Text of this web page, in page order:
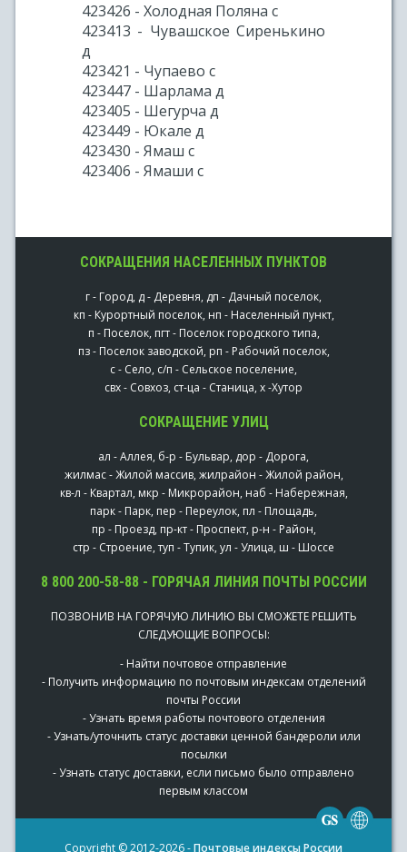
423426 - Холодная Поляна с
423413 - Чувашское Сиренькино
д
423421 - Чупаево с
423447 - Шарлама д
423405 - Шегурча д
423449 - Юкале д
423430 - Ямаш с
423406 - Ямаши с
СОКРАЩЕНИЯ НАСЕЛЕННЫХ ПУНКТОВ
г - Город, д - Деревня, дп - Дачный поселок,
кп - Курортный поселок, нп - Населенный пункт,
п - Поселок, пгт - Поселок городского типа,
пз - Поселок заводской, рп - Рабочий поселок,
с - Село, с/п - Сельское поселение,
свх - Совхоз, ст-ца - Станица, х -Хутор
СОКРАЩЕНИЕ УЛИЦ
ал - Аллея, б-р - Бульвар, дор - Дорога,
жилмас - Жилой массив, жилрайон - Жилой район,
кв-л - Квартал, мкр - Микрорайон, наб - Набережная,
парк - Парк, пер - Переулок, пл - Площадь,
пр - Проезд, пр-кт - Проспект, р-н - Район,
стр - Строение, туп - Тупик, ул - Улица, ш - Шоссе
8 800 200-58-88 - ГОРЯЧАЯ ЛИНИЯ ПОЧТЫ РОССИИ
ПОЗВОНИВ НА ГОРЯЧУЮ ЛИНИЮ ВЫ СМОЖЕТЕ РЕШИТЬ
СЛЕДУЮЩИЕ ВОПРОСЫ:
- Найти почтовое отправление
- Получить информацию по почтовым индексам отделений
почты России
- Узнать время работы почтового отделения
- Узнать/уточнить статус доставки ценной бандероли или
посылки
- Узнать статус доставки, если письмо было отправлено
первым классом
Copyright © 2012-2026 -Почтовые индексы России